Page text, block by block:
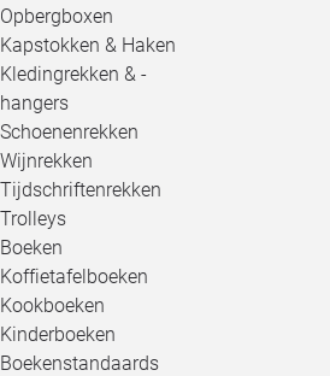
Opbergboxen
Kapstokken & Haken
Kledingrekken & -
hangers
Schoenenrekken
Wijnrekken
Tijdschriftenrekken
Trolleys
Boeken
Koffietafelboeken
Kookboeken
Kinderboeken
Boekenstandaards